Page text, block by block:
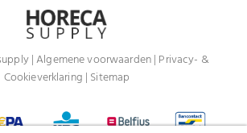
|Algemene voorwaarden| Privacy- &
Cookieverklaring | Sitemap